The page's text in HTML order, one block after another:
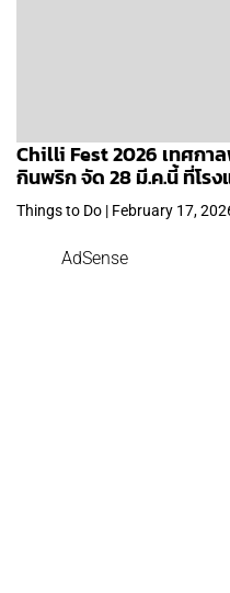
Chilli Fest 2026 เทศกา
กินพริก จัด 28 มี.ค.นี้ ที่โร
Things to Do | February 17,
AdSense